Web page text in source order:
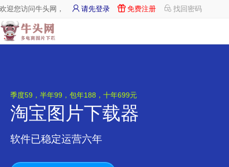
欢迎您访问牛头网， 请先登录 免费注册 找回密码
季度59，半年99，包年188，十年699元
淘宝图片下载器
软件已稳定运营六年